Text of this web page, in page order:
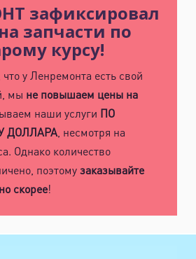
зафиксировал
запчасти по
курсу!
у Ленремонта есть свой
мы не повышаем цены на
наши услуги ПО
ДОЛЛАРА, несмотря на
Однако количество
поэтомузаказывайте
скорее!